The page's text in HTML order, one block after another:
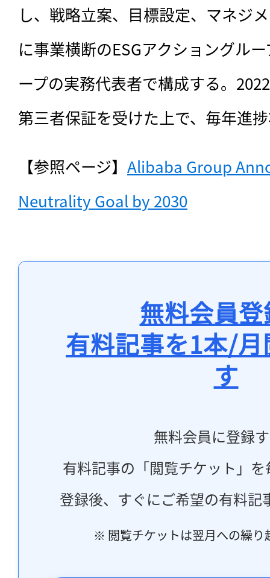
し、戦略立案、目標設定、マネジ
に事業横断のESGアクショングル
ープの実務代表者で構成する。
第三者保証を受けた上で、毎年進
【参照ページ】 Alibaba Group
Neutrality Goal by 2030
無料会員
有料記事を1本/
す
無料会員に登録
有料記事の「閲覧チケット」
登録後、すぐにご希望の有料記
※ 閲覧チケットは翌月への繰り